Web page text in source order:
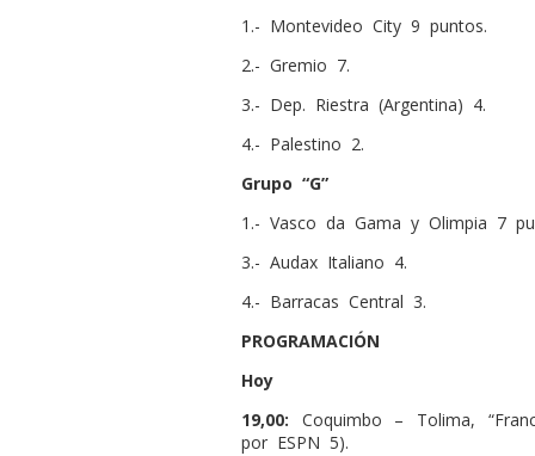
1.- Montevideo City 9 puntos.
2.- Gremio 7.
3.- Dep. Riestra (Argentina) 4.
4.- Palestino 2.
Grupo “G”
1.- Vasco da Gama y Olimpia 7
3.- Audax Italiano 4.
4.- Barracas Central 3.
PROGRAMACIÓN
Hoy
19,00: Coquimbo – Tolima,
por ESPN 5).